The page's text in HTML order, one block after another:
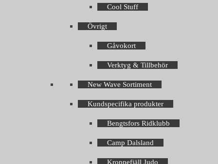
Cool Stuff
Övrigt
Gåvokort
Verktyg & Tillbehör
New Wave Sortiment
Kundspecifika produkter
Bengtsfors Ridklubb
Camp Dalsland
Kroppefjäll Judo